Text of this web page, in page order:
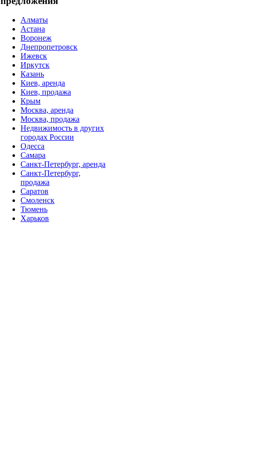
Алматы
Астана
Воронеж
Днепропетровск
Ижевск
Иркутск
Казань
Киев, аренда
Киев, продажа
Крым
Москва, аренда
Москва, продажа
Недвижимость в других
городах России
Одесса
Самара
Санкт-Петербург, аренда
Санкт-Петербург,
продажа
Саратов
Смоленск
Тюмень
Харьков